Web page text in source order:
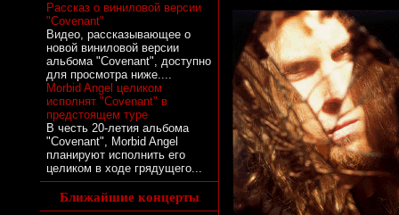
Рассказ о виниловой версии
"Covenant"
Видео, рассказывающее о
новой виниловой версии
альбома "Covenant", доступно
для просмотра ниже....
Morbid Angel целиком
исполнят "Covenant" в
предстоящем туре
В честь 20-летия альбома
"Covenant", Morbid Angel
планируют исполнить его
целиком в ходе грядущего...
Ближайшие концерты